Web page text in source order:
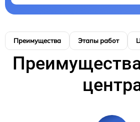
Преимущества Этапы работ